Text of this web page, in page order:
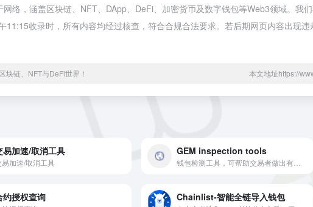
络，涵盖区块链、NFT、DApp、DeFi、加密货币及数字钱包等Web3领域。我
收录时，所有内容均经过核查，符合合规合法要求。若后期网页内容出现违
块链、NFT与DeFi世界！ 本文地址https://
易加速/取消工具
易加速/取消工具
GEM inspection tools
约授权查询 Chainlist-智能全链导入钱包